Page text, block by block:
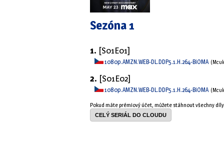
Sezóna 1
1. [S01E01]
1080p.AMZN.WEB-DL.DDP5.1.H.264-BiOMA (Mcuk
2. [S01E02]
1080p.AMZN.WEB-DL.DDP5.1.H.264-BiOMA (Mcuk
Pokud máte prémiový účet, můžete stáhnout všechny
CELÝ SERIÁL DO CLOUDU